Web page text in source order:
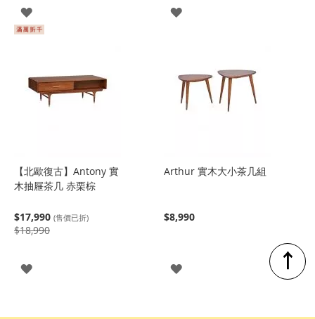
登
入
登
【北歐復古】Antony 實
木抽屜茶几 赤栗棕
$17,990 (售價已折)
$18,990
登
Arthur 實木大小茶几組
$8,990
登
↑